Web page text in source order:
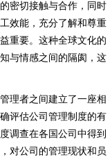
密切接触与合作，同时
效能，充分了解和尊重
重要。这种全球文化的
与情感之间的隔阂，这
理者之间建立了一座相
评估公司管理制度的有
调查在各国公司中得到
对公司的管理现状和员